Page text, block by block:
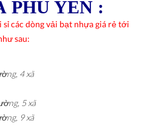
PHÚ YÊN :
các dòng vải bạt nhựa giá rẻ tới
sau:
4 xã
5 xã
9 xã